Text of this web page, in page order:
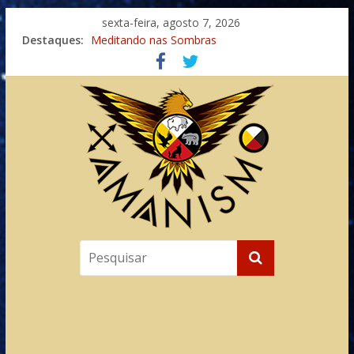
sexta-feira, agosto 7, 2026
Destaques: Meditando nas Sombras
Autosuficiência: A Jornada do Espírito Ancestral
Xamanismo Universal
Totens – Caminho Espiritual – Crescimento
Imaginação na Cura